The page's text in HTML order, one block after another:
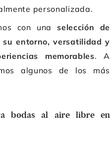
personalizada.
con unaselección de
entorno, versatilidad y
memorables. A
algunos de los más
bodas al aire libre en